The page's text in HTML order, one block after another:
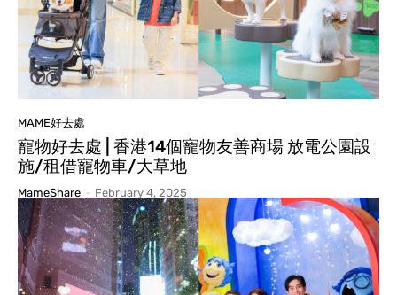
MAME好去處
寵物好去處 | 香港14個寵物友善商場 放電公園設
施/租借寵物車/大草地
MameShare - February 4, 2025